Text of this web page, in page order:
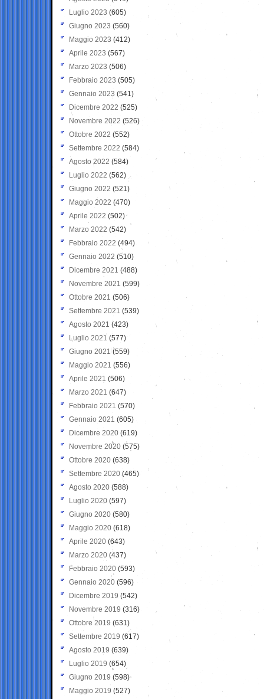
Luglio 2023 (605)
Giugno 2023 (560)
Maggio 2023 (412)
Aprile 2023 (567)
Marzo 2023 (506)
Febbraio 2023 (505)
Gennaio 2023 (541)
Dicembre 2022 (525)
Novembre 2022 (526)
Ottobre 2022 (552)
Settembre 2022 (584)
Agosto 2022 (584)
Luglio 2022 (562)
Giugno 2022 (521)
Maggio 2022 (470)
Aprile 2022 (502)
Marzo 2022 (542)
Febbraio 2022 (494)
Gennaio 2022 (510)
Dicembre 2021 (488)
Novembre 2021 (599)
Ottobre 2021 (506)
Settembre 2021 (539)
Agosto 2021 (423)
Luglio 2021 (577)
Giugno 2021(559)
Maggio 2021 (556)
Aprile 2021 (506)
Marzo 2021 (647)
Febbraio 2021 (570)
Gennaio 2021 (605)
Dicembre 2020 (619)
Novembre 2020 (575)
Ottobre 2020 (638)
Settembre 2020(465)
Agosto 2020 (588)
Luglio 2020 (597)
Giugno 2020 (580)
Maggio 2020 (618)
Aprile 2020 (643)
Marzo 2020 (437)
Febbraio 2020 (593)
Gennaio 2020 (596)
Dicembre 2019 (542)
Novembre 2019 (316)
Ottobre 2019 (631)
Settembre 2019 (617)
Agosto 2019 (639)
Luglio 2019 (654)
Giugno 2019 (598)
Maggio 2019 (527)